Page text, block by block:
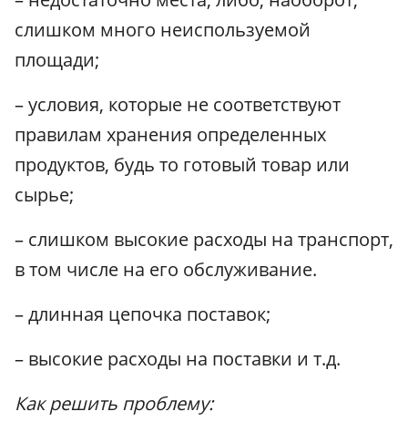
слишком много неиспользуемой
площади;
– условия, которые не соответствуют
правилам хранения определенных
продуктов, будь то готовый товар или
сырье;
– слишком высокие расходы на транспорт,
в том числе на его обслуживание.
– длинная цепочка поставок;
– высокие расходы на поставки и т.д.
Как решить проблему: